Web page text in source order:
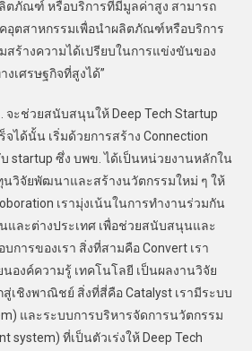
ตภัณฑ์ หรือบริการที่มีมูลค่าสูง สามารถ
อุตสาหกรรมเพื่อนำผลิตภัณฑ์หรือบริการ
สร้างความได้เปรียบในการแข่งขันของ
เศรษฐกิจที่สูงได้”
ยสนับสนุนให้ Deep Tech Startup
ได้นั้น เริ่มด้วยการสร้าง Connection
startup ซึ่ง บพข. ได้เป็นหน่วยงานหลักใน
นวิจัยพัฒนาและสร้างนวัตกรรมใหม่ ๆ ให้
เรามุ่งเน้นในการทำงานร่วมกัน
และต่างประเทศ เพื่อช่วยสนับสนุนและ
การของเรา สิ่งที่สามคือ Convert เรา
องค์ความรู้ เทคโนโลยี เป็นผลงานวิจัย
เชิงพาณิชย์ สิ่งที่สี่คือ Catalyst เรามีระบบ
และระบบการบริหารจัดการนวัตกรรม
system) ที่เป็นตัวเร่งให้ Deep Tech